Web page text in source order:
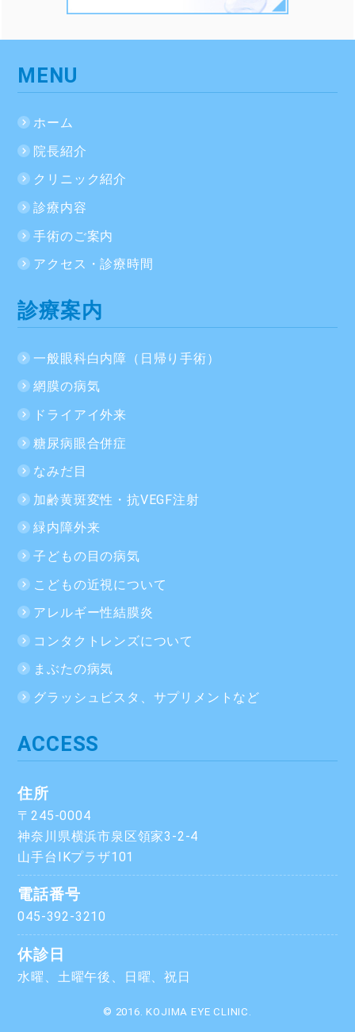
MENU
ホーム
院長紹介
クリニック紹介
診療内容
手術のご案内
アクセス・診療時間
診療案内
一般眼科白内障（日帰り手術）
網膜の病気
ドライアイ外来
糖尿病眼合併症
なみだ目
加齢黄斑変性・抗VEGF注射
緑内障外来
子どもの目の病気
こどもの近視について
アレルギー性結膜炎
コンタクトレンズについて
まぶたの病気
グラッシュビスタ、サプリメントなど
ACCESS
住所
〒245-0004
神奈川県横浜市泉区領家3-2-4
山手台IKプラザ101
電話番号
045-392-3210
休診日
水曜、土曜午後、日曜、祝日
© 2016. KOJIMA EYE CLINIC.